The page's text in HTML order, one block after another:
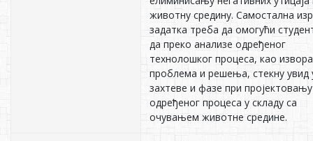
животну средину. Самостална
задатка треба да омогући
да преко анализе одређеног
технолошког процеса, као извора
проблема и решења, стекну увид
захтеве и фазе при пројектовању
одређеног процеса у складу са
очувањем животне средине.